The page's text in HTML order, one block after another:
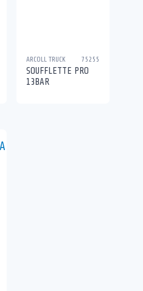
ARCOLL TRUCK 75255
SOUFFLETTE PRO
13BAR